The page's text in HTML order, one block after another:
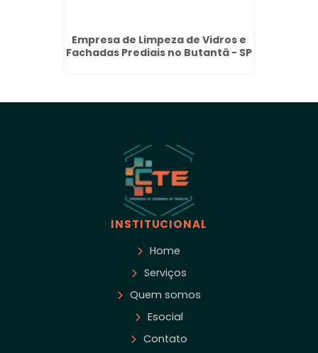
Empresa de Limpeza de Vidros e
Fachadas Prediais no Butantã - SP
INSTITUCIONAL
Home
Serviços
Quem somos
Esocial
Contato